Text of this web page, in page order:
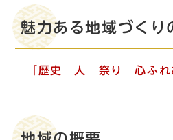
魅力ある地域づくり
「歴史 人 祭り 心ふれ